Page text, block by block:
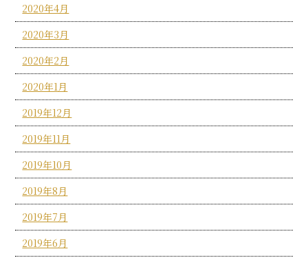
2020年4月
2020年3月
2020年2月
2020年1月
2019年12月
2019年11月
2019年10月
2019年8月
2019年7月
2019年6月